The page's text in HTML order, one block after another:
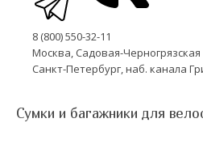
8 (800) 550-32-11
Москва, Садовая-Черногрязская
Санкт-Петербург, наб. канала
Сумки и багажники для